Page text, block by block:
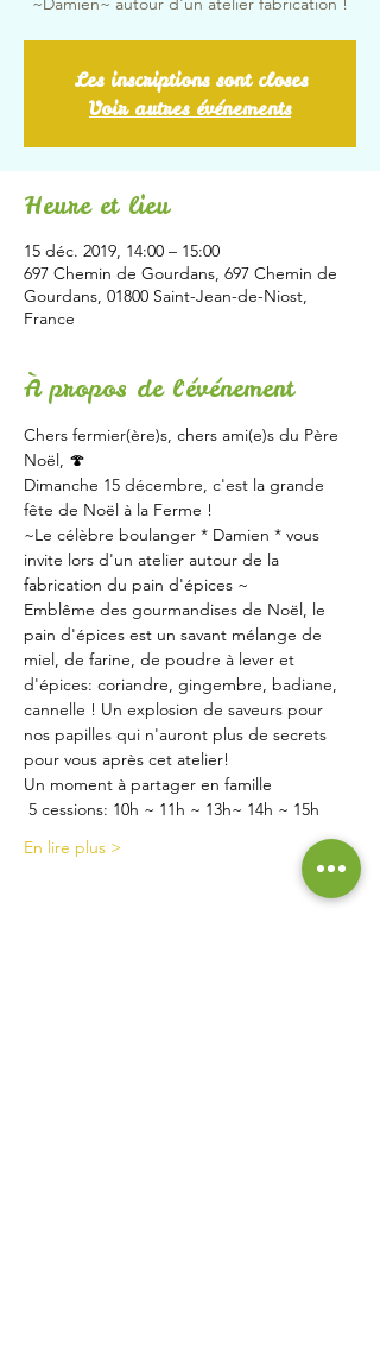
Les inscriptions sont closes
Voir autres événements
Heure et lieu
15 déc. 2019, 14:00 – 15:00
697 Chemin de Gourdans, 697 Chemin de
Gourdans, 01800 Saint-Jean-de-Niost,
France
À propos de l'événement
Chers fermier(ère)s, chers ami(e)s du Père
Noël, 🍄
Dimanche 15 décembre, c'est la grande
fête de Noël à la Ferme !
~Le célèbre boulanger * Damien * vous
invite lors d'un atelier autour de la
fabrication du pain d'épices ~
Emblême des gourmandises de Noël, le
pain d'épices est un savant mélange de
miel, de farine, de poudre à lever et
d'épices: coriandre, gingembre, badiane,
cannelle ! Un explosion de saveurs pour
nos papilles qui n'auront plus de secrets
pour vous après cet atelier!
Un moment à partager en famille
5 cessions: 10h ~ 11h ~ 13h~ 14h ~ 15h
En lire plus >